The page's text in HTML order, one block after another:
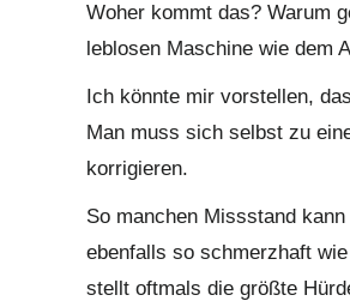
Woher kommt das? Warum
leblosen Maschine wie dem
Ich könnte mir vorstellen,
Man muss sich selbst zu
korrigieren.
So manchen Missstand
ebenfalls so schmerzhaft
stellt oftmals die größte